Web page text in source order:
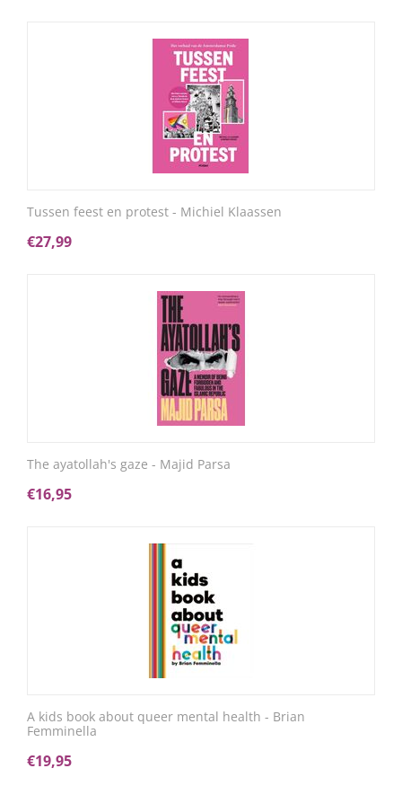
Tussen feest en protest - Michiel Klaassen
€27,99
The ayatollah's gaze - Majid Parsa
€16,95
A kids book about queer mental health - Brian
Femminella
€19,95